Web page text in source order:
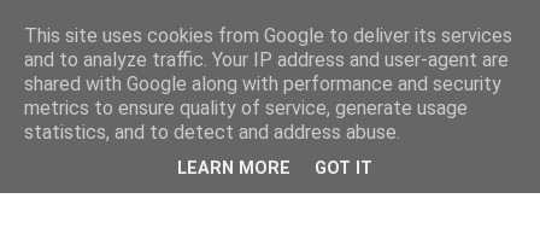
This site uses cookies from Google to deliver its services
and to analyze traffic. Your IP address and user-agent are
shared with Google along with performance and security
metrics to ensure quality of service, generate usage
statistics, and to detect and address abuse.
LEARN MORE GOT IT